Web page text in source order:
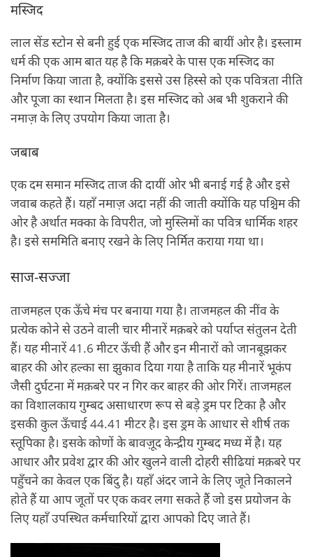
मस्जिद
लाल सेंड स्‍टोन से बनी हुई एक मस्जिद ताज की बायीं ओर है। इस्‍लाम
धर्म की एक आम बात यह है कि मक़बरे के पास एक मस्जिद का
निर्माण किया जाता है, क्‍योंकि इससे उस हिस्‍से को एक पवित्रता नीति
और पूजा का स्‍थान मिलता है। इस मस्जिद को अब भी शुकराने की
नमाज़ के लिए उपयोग किया जाता है।
जबाब
एक दम समान मस्जिद ताज की दायीं ओर भी बनाई गई है और इसे
जवाब कहते हैं। यहाँ नमाज़ अदा नहीं की जाती क्‍योंकि यह पश्चिम की
ओर है अर्थात मक्का के विपरीत, जो मुस्लिमों का पवित्र धार्मिक शहर
है। इसे सममिति बनाए रखने के लिए निर्मित कराया गया था।
साज-सज्‍जा
ताजमहल एक ऊँचे मंच पर बनाया गया है। ताजमहल की नींव के
प्रत्‍येक कोने से उठने वाली चार मीनारें मक़बरे को पर्याप्‍त संतुलन देती
हैं। यह मीनारें 41.6 मीटर ऊँची हैं और इन मीनारों को जानबूझकर
बाहर की ओर हल्‍का सा झुकाव दिया गया है ताकि यह मीनारें भूकंप
जैसी दुर्घटना में मक़बरे पर न गिर कर बाहर की ओर गिरें। ताजमहल
का विशालकाय गुम्‍बद असाधारण रूप से बड़े ड्रम पर टिका है और
इसकी कुल ऊँचाई 44.41 मीटर है। इस ड्रम के आधार से शीर्ष तक
स्‍तूपिका है। इसके कोणों के बावज़ूद केन्‍द्रीय गुम्‍बद मध्‍य में है। यह
आधार और प्रवेश द्वार की ओर खुलने वाली दोहरी सीढियां मक़बरे पर
पहुँचने का केवल एक बिंदु है। यहाँ अंदर जाने के लिए जूते निकालने
होते हैं या आप जूतों पर एक कवर लगा सकते हैं जो इस प्रयोजन के
लिए यहाँ उपस्थित कर्मचारियों द्वारा आपको दिए जाते हैं।